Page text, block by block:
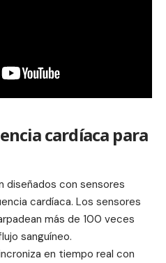
cardíaca para
diseñados con sensores
cardíaca. Los sensores
más de 100 veces
sanguíneo.
en tiempo real con